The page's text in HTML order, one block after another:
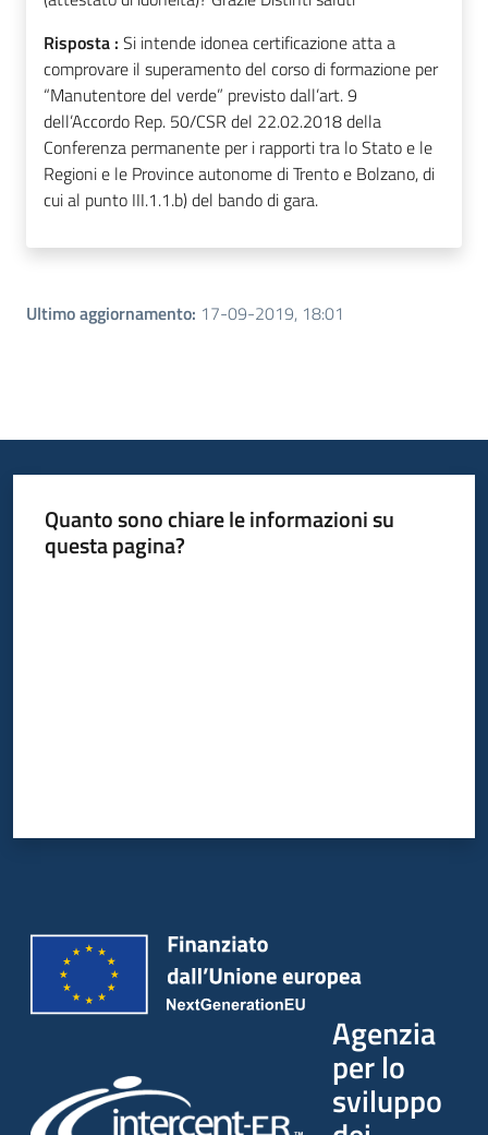
Risposta : Si intende idonea certificazione atta a
comprovare il superamento del corso di formazione per
“Manutentore del verde” previsto dall’art. 9
dell’Accordo Rep. 50/CSR del 22.02.2018 della
Conferenza permanente per i rapporti tra lo Stato e le
Regioni e le Province autonome di Trento e Bolzano, di
cui al punto III.1.1.b) del bando di gara.
Ultimo aggiornamento: 17-09-2019, 18:01
Quanto sono chiare le informazioni su
questa pagina?
Agenzia
per lo
sviluppo